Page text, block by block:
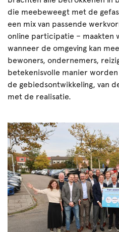
die meebeweegt met de
een mix van passende
online participatie – maakten
wanneer de omgeving kan
bewoners, ondernemers,
betekenisvolle manier
de gebiedsontwikkeling, van
met de realisatie.